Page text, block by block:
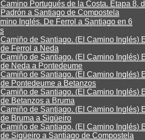
Camino Portugués de la Costa. Etapa 8,
Padrón a Santiago de Compostela
Inglés. De Ferrol a Santiago en 6
Camiño de Santiago. (El Camino Inglés)
de Ferrol a Neda
Camiño de Santiago. (El Camino Inglés)
de Neda a Pontedeume
Camiño de Santiago. (El Camino Inglés)
de Pontedeume a Betanzos
Camiño de Santiago. (El Camino Inglés)
de Betanzos a Bruma
Camiño de Santiago. (El Camino Inglés)
de Bruma a Sigüeiro
Camiño de Santiago. (El Camino Inglés)
de Sigüeiro a Santiago de Compostela